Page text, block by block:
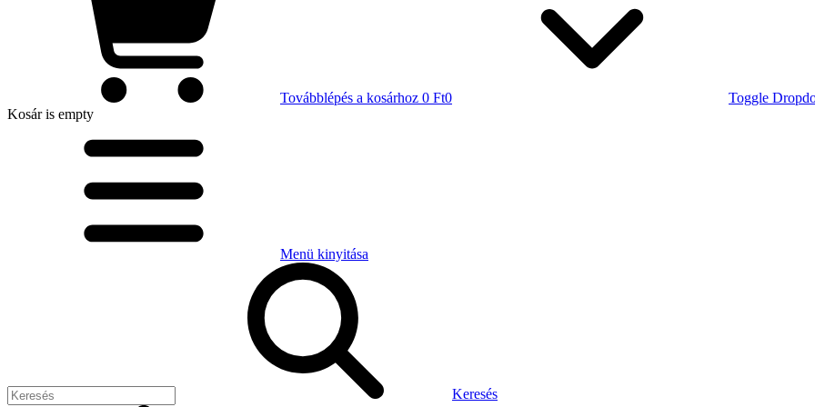
Továbblépés a kosárhoz 0 Ft0
Toggle
Kosáris empty
Menü kinyitása
Keresés